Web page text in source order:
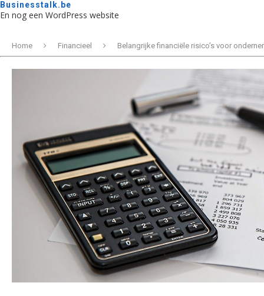
Businesstalk.be
En nog een WordPress website
Home Financieel Belangrijke financiële risico’s voor